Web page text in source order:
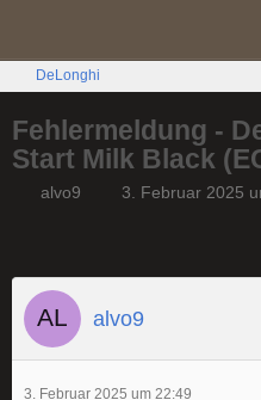
DeLonghi
Fehlermeldung -
Start Milk Black
alvo9 3. Februar 2025
alvo9
3. Februar 2025 um 22:49